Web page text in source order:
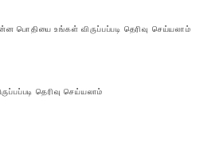
பொதியை உங்கள் விருப்பப்படி தெரிவு செய்யலாம்
தெரிவு செய்யலாம்